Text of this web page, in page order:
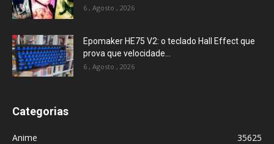
6 , Agosto , 2026
Epomaker HE75 V2: o teclado Hall Effect que
prova que velocidade...
6 , Agosto , 2026
Categorias
Anime
35625